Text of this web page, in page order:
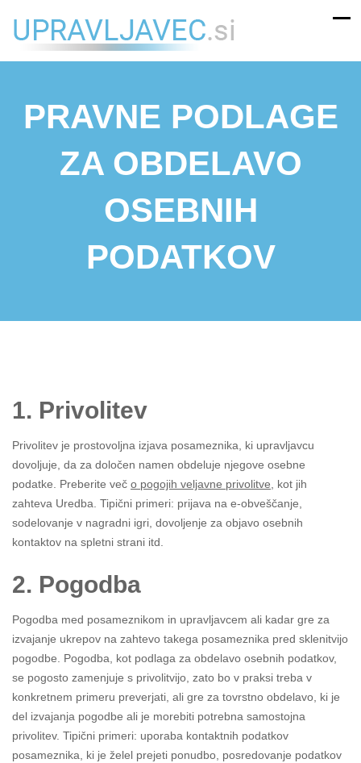
PRAVNE PODLAGE
ZA OBDELAVO
OSEBNIH
PODATKOV
1. Privolitev
Privolitev je prostovoljna izjava posameznika, ki upravljavcu
dovoljuje, da za določen namen obdeluje njegove osebne
podatke. Preberite več o pogojih veljavne privolitve , kot jih
zahteva Uredba. Tipični primeri: prijava na e-obveščanje,
sodelovanje v nagradni igri, dovoljenje za objavo osebnih
kontaktov na spletni strani itd.
2. Pogodba
Pogodba med posameznikom in upravljavcem ali kadar gre za
izvajanje ukrepov na zahtevo takega posameznika pred sklenitvijo
pogodbe. Pogodba, kot podlaga za obdelavo osebnih podatkov,
se pogosto zamenjuje s privolitvijo, zato bo v praksi treba v
konkretnem primeru preverjati, ali gre za tovrstno obdelavo, ki je
del izvajanja pogodbe ali je morebiti potrebna samostojna
privolitev. Tipični primeri: uporaba kontaktnih podatkov
posameznika, ki je želel prejeti ponudbo, posredovanje podatkov